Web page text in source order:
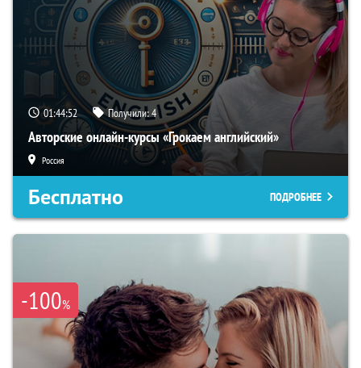
01:44:51 Получили:4
Авторские онлайн-курсы «Грокаем английский»
Россия
Бесплатно ПОДРОБНЕЕ
-100%